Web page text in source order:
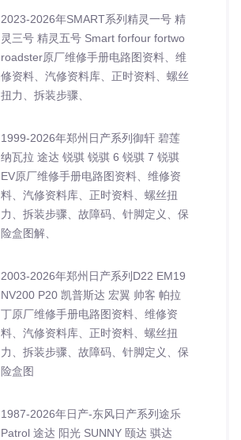
2023-2026年SMART系列精灵一号 精
灵三号 精灵五号 Smart forfour fortwo
roadster原厂维修手册电路图资料、维
修资料、汽修资料库、正时资料、螺丝
扭力、拆装步骤、
1999-2026年郑州日产系列御轩 碧莲
纳瓦拉 途达 锐骐 锐骐 6 锐骐 7 锐骐
EV原厂维修手册电路图资料、维修资
料、汽修资料库、正时资料、螺丝扭
力、拆装步骤、故障码、针脚定义、保
险盒图解、
2003-2026年郑州日产系列D22 EM19
NV200 P20 凯普斯达 宏翼 帅客 帕拉
丁原厂维修手册电路图资料、维修资
料、汽修资料库、正时资料、螺丝扭
力、拆装步骤、故障码、针脚定义、保
险盒图
1987-2026年日产-东风日产系列途乐
Patrol 途达 阳光 SUNNY 颐达 骐达